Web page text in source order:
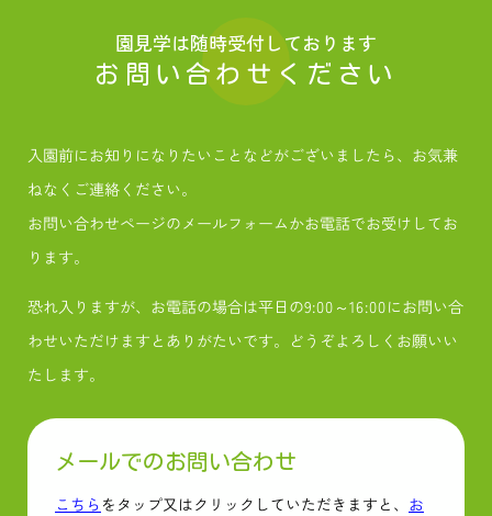
園見学は随時受付しております
お問い合わせください
入園前にお知りになりたいことなどがございましたら、お気兼
ねなくご連絡ください。
お問い合わせページのメールフォームかお電話でお受けしてお
ります。
恐れ入りますが、お電話の場合は平日の9:00～16:00にお問い合
わせいただけますとありがたいです。どうぞよろしくお願いい
たします。
メールでのお問い合わせ
こちらをタップ又はクリックしていただきますと、 お